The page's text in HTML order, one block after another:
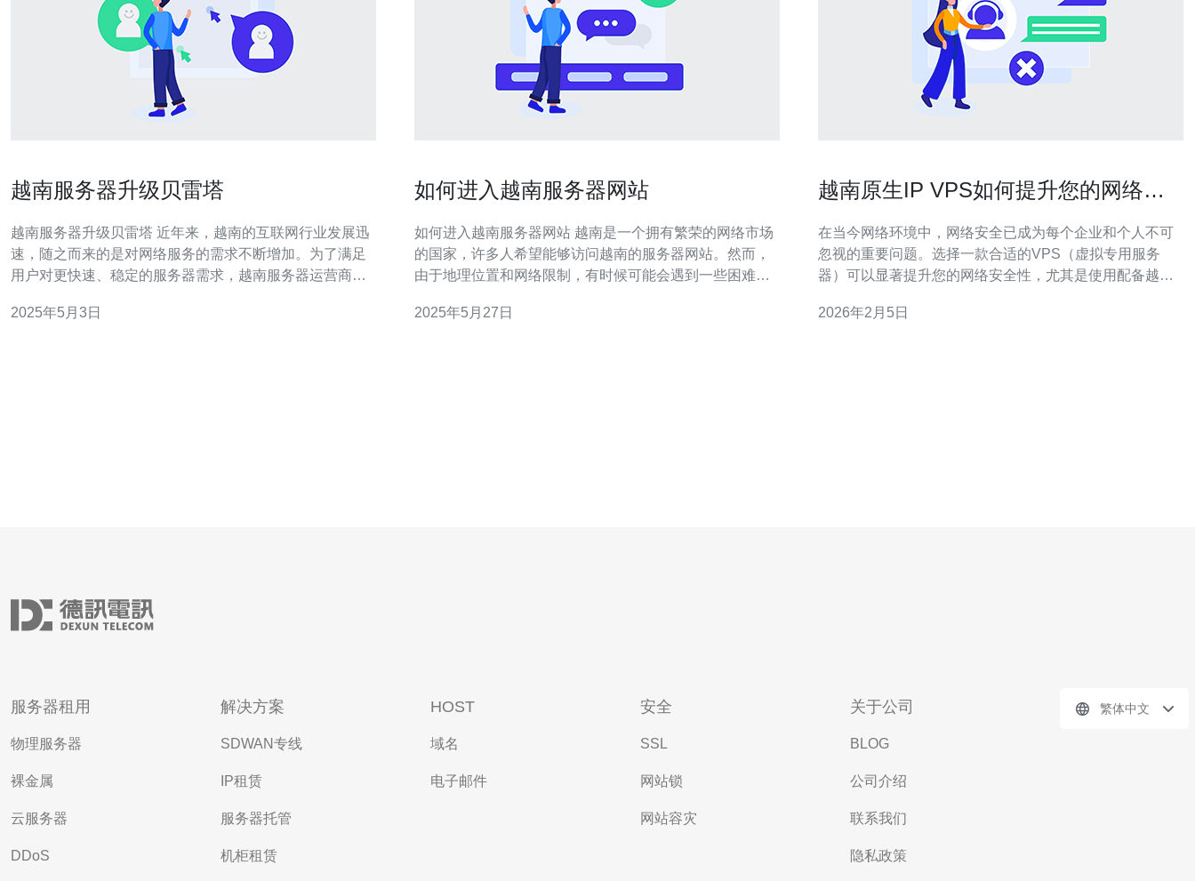
越南服务器升级贝雷塔
越南服务器升级贝雷塔 近年来，越南的互联网行业发展迅
速，随之而来的是对网络服务的需求不断增加。为了满足
用户对更快速、稳定的服务器需求，越南服务器运营商决
一款性能卓越、稳定可靠的服务器。它采用先进的硬件技
2025年5月3日
如何进入越南服务器网站
如何进入越南服务器网站 越南是一个拥有繁荣的网络市场
的国家，许多人希望能够访问越南的服务器网站。然而，
由于地理位置和网络限制，有时候可能会遇到一些困难。
帮助您更轻松地访问所需的网站。 VPN是一种虚拟私人网
2025年5月27日
越南原生IP VPS如何提升您的网络安
在当今网络环境中，网络安全已成为每个企业和个人不可
忽视的重要问题。选择一款合适的VPS（虚拟专用服务
器）可以显著提升您的网络安全性，尤其是使用配备越南
以及如何通过德讯电讯来增强您的网络防护。 一、越南原
2026年2月5日
服务器租用
物理服务器
裸金属
云服务器
DDoS
解决方案
SDWAN专线
IP租赁
服务器托管
机柜租赁
HOST
域名
电子邮件
安全
SSL
网站锁
网站容灾
关于公司
BLOG
公司介绍
联系我们
隐私政策
繁体中文